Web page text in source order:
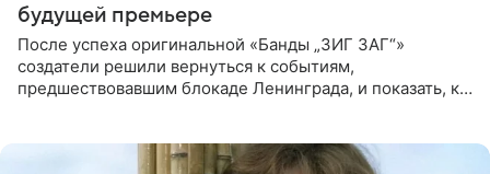
будущей премьере
После успеха оригинальной «Банды „ЗИГ ЗАГ“»
создатели решили вернуться к событиям,
предшествовавшим блокаде Ленинграда, и показать, как